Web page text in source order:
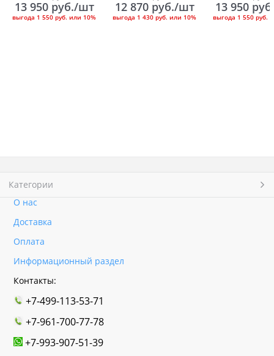
13 950 руб./шт
выгода 1 550 руб. или 10%
12 870 руб./шт
выгода 1 430 руб. или 10%
13 950
выгода 1 550 руб.
Категории
О нас
Доставка
Оплата
Информационный раздел
Контакты:
+7-499-113-53-71
+7-961-700-77-78
+7-993-907-51-39